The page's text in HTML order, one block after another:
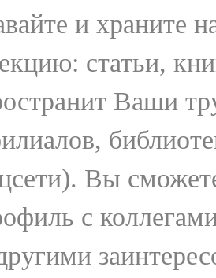
и храните
статьи,
Ваши
Вы
с